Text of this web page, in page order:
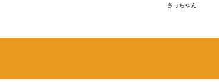
さっちゃん